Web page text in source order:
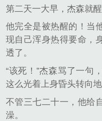
第二天一大早，杰森就醒
他完全是被热醒的！当
现自己浑身热得要命，
透了。
“该死！”杰森骂了一句
这么光着上身昏头转向地
不管三七二十一，他给
澡。